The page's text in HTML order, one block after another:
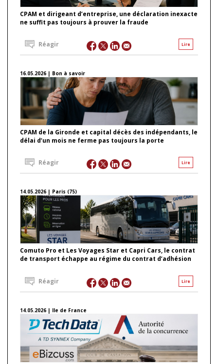
CPAM et dirigeant d’entreprise, une déclaration inexacte
ne suffit pas toujours à prouver la fraude
Lire
Réagir
16.05.2026 | Bon à savoir
CPAM de la Gironde et capital décès des indépendants, le
délai d’un mois ne ferme pas toujours la porte
Lire
Réagir
14.05.2026 | Paris (75)
Comuto Pro et Les Voyages Star et Capri Cars, le contrat
de transport échappe au régime du contrat d’adhésion
Lire
Réagir
14.05.2026 | Ile de France